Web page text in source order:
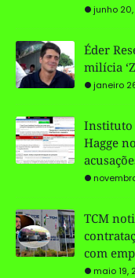
junho 20,
Éder
milícia
janeiro
Instituto
Hagge
TCM
com
maio 19,